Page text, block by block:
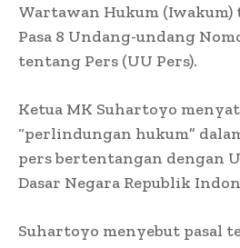
Wartawan Hukum
Pasa 8 Undang-undang
tentang Pers (UU Pers).
Ketua MK Suhartoyo
“perlindungan hukum”
pers bertentangan dengan
Dasar Negara Republik
Suhartoyo menyebut pasal